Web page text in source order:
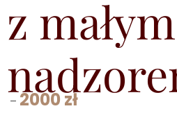
z małym
– 2000 zł